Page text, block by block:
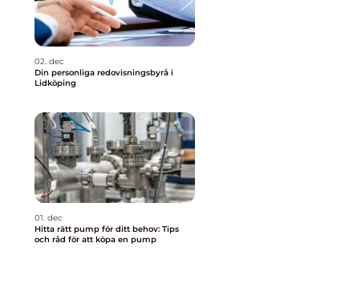
02. dec
Din personliga redovisningsbyrå i
Lidköping
01. dec
Hitta rätt pump för ditt behov: Tips
och råd för att köpa en pump